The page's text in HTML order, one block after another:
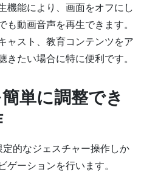
機能により、画面をオフにし
動画音声を再生できます。
ャスト、教育コンテンツをア
たい場合に特に便利です。
単に調整でき
的なジェスチャー操作しか
ーションを行います。